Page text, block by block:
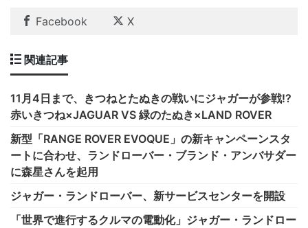
Facebook X
関連記事
11月4日まで、きつねとたぬきの戦いにジャガーが参戦!?
赤いきつね×JAGUAR VS 緑のたぬき×LAND ROVER
新型「RANGE ROVER EVOQUE」の新キャンペーンスタ
ートに合わせ、ランドローバー・ブランド・アンバサダー
に森星さんを起用
ジャガー・ランドローバー、新サービスセンターを開設
「世界で進行するクルマの電動化」ジャガー・ランドロー